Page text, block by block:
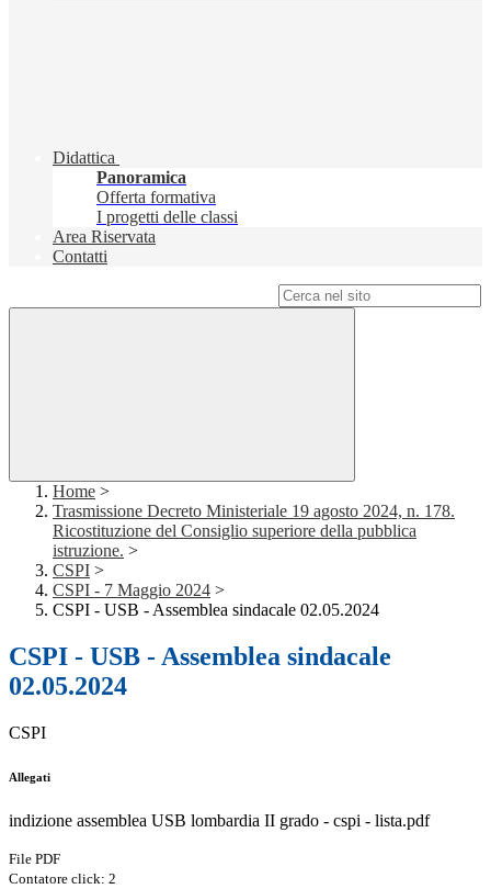
Didattica
Panoramica
Offerta formativa
I progetti delle classi
Area Riservata
Contatti
Home >
Trasmissione Decreto Ministeriale 19 agosto 2024, n. 178.
Ricostituzione del Consiglio superiore della pubblica
istruzione. >
CSPI >
CSPI - 7 Maggio 2024 >
CSPI - USB - Assemblea sindacale 02.05.2024
CSPI - USB - Assemblea sindacale
02.05.2024
CSPI
Allegati
indizione assemblea USB lombardia II grado - cspi - lista.pdf
File PDF
Contatore click: 2